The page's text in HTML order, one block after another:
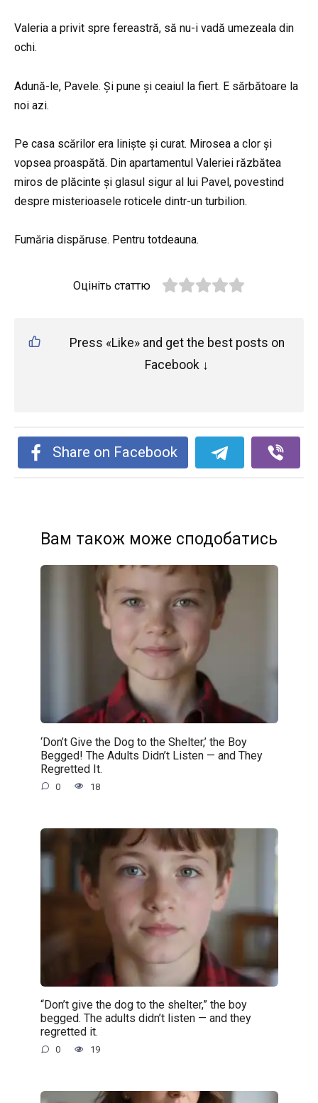
Valeria a privit spre fereastră, să nu-i vadă umezeala din
ochi.
Adună-le, Pavele. Și pune și ceaiul la fiert. E sărbătoare la
noi azi.
Pe casa scărilor era liniște și curat. Mirosea a clor și
vopsea proaspătă. Din apartamentul Valeriei răzbătea
miros de plăcinte și glasul sigur al lui Pavel, povestind
despre misterioasele roticele dintr-un turbilion.
Fumăria dispăruse. Pentru totdeauna.
Оцініть статтю
Press «Like» and get the best posts on
Facebook ↓
Share on Facebook
Вам також може сподобатись
‘Don’t Give the Dog to the Shelter,’ the Boy
Begged! The Adults Didn’t Listen — and They
Regretted It.
0 18
“Don’t give the dog to the shelter,” the boy
begged. The adults didn’t listen — and they
regretted it.
0 19